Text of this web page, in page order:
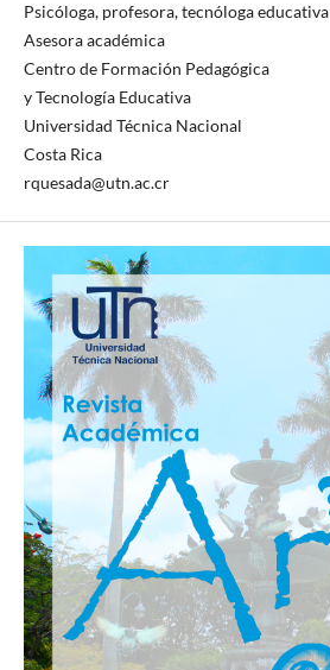
Psicóloga, profesora, tecnóloga educativa
Asesora académica
Centro de Formación Pedagógica
y Tecnología Educativa
Universidad Técnica Nacional
Costa Rica
rquesada@utn.ac.cr